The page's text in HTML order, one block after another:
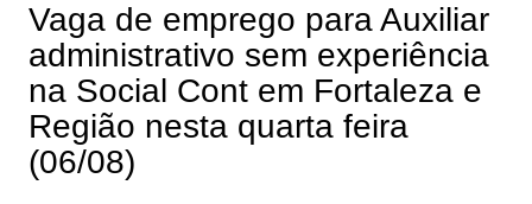
Vaga de emprego para Auxiliar
administrativo sem experiência
na Social Cont em Fortaleza e
Região nesta quarta feira
(06/08)